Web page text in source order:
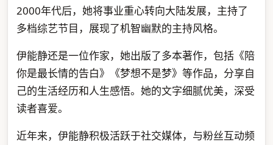
2000年代后，她将事业重心转向大陆发展，主持了
多档综艺节目，展现了机智幽默的主持风格。
伊能静还是一位作家，她出版了多本著作，包括《陪
你是最长情的告白》《梦想不是梦》等作品，分享自
己的生活经历和人生感悟。她的文字细腻优美，深受
读者喜爱。
近年来，伊能静积极活跃于社交媒体，与粉丝互动频